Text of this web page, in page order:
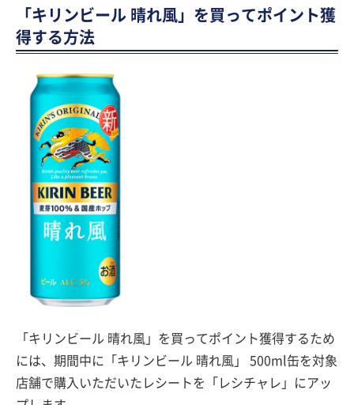
「キリンビール 晴れ風」を買ってポイント獲
得する方法
「キリンビール 晴れ風」を買ってポイント獲得するため
には、期間中に「キリンビール 晴れ風」 500ml缶を対象
店舗で購入いただいたレシートを「レシチャレ」にアッ